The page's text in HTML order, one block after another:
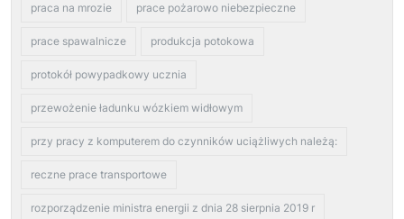
praca na mrozie prace pożarowo niebezpieczne
prace spawalnicze produkcja potokowa
protokół powypadkowy ucznia
przewożenie ładunku wózkiem widłowym
przy pracy z komputerem do czynników uciążliwych należą:
reczne prace transportowe
rozporządzenie ministra energii z dnia 28 sierpnia 2019 r